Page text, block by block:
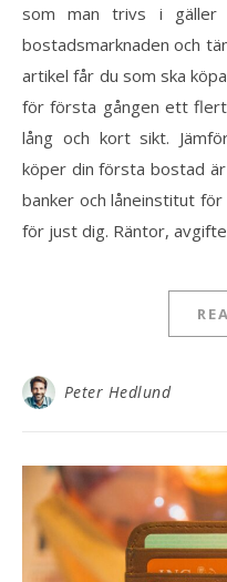
som man trivs i gäller
bostadsmarknaden och
artikel får du som ska
för första gången ett
lång och kort sikt.
köper din första bostad
banker och låneinstitut
för just dig. Räntor,
Peter Hedlund